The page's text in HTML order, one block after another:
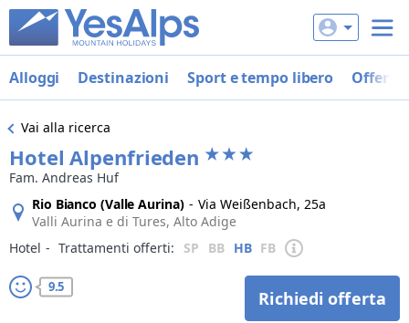
Alloggi Destinazioni Sport e tempo libero Offerte
Vai alla ricerca
Hotel Alpenfrieden
Fam. Andreas Huf
Rio Bianco (Valle Aurina) - Via Weißenbach, 25a
Valli Aurina e di Tures, Alto Adige
Hotel ‐ Trattamenti offerti: SP BB HB FB
9.5
Richiedi offerta